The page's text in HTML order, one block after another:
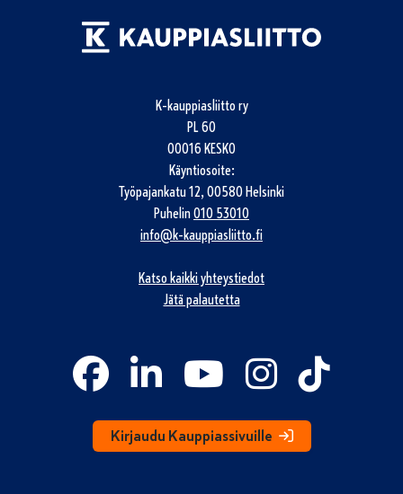
K-kauppiasliitto ry
PL 60
00016 KESKO
Käyntiosoite:
Työpajankatu 12, 00580 Helsinki
Puhelin010 53010
info@k-kauppiasliitto.fi
Katso kaikki yhteystiedot
Jätä palautetta
Kirjaudu Kauppiassivuille